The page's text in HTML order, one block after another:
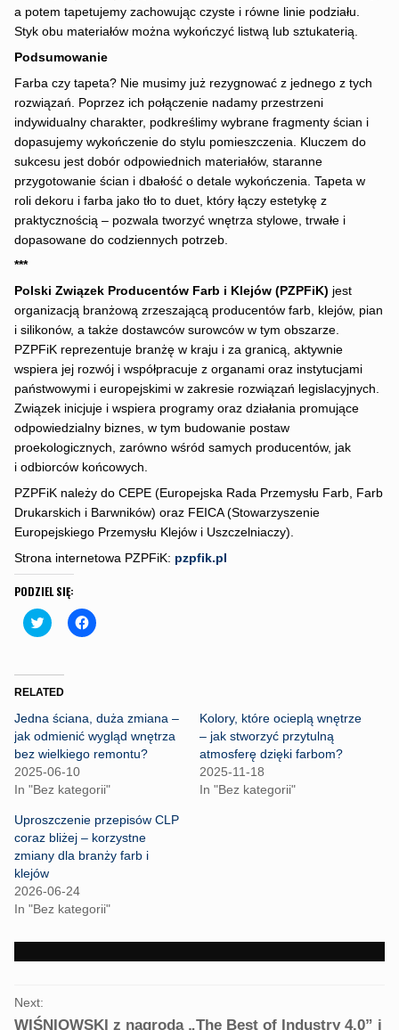
a potem tapetujemy zachowując czyste i równe linie podziału.
Styk obu materiałów można wykończyć listwą lub sztukaterią.
Podsumowanie
Farba czy tapeta? Nie musimy już rezygnować z jednego z tych
rozwiązań. Poprzez ich połączenie nadamy przestrzeni
indywidualny charakter, podkreślimy wybrane fragmenty ścian i
dopasujemy wykończenie do stylu pomieszczenia. Kluczem do
sukcesu jest dobór odpowiednich materiałów, staranne
przygotowanie ścian i dbałość o detale wykończenia. Tapeta w
roli dekoru i farba jako tło to duet, który łączy estetykę z
praktycznością – pozwala tworzyć wnętrza stylowe, trwałe i
dopasowane do codziennych potrzeb.
***
Polski Związek Producentów Farb i Klejów (PZPFiK) jest
organizacją branżową zrzeszającą producentów farb, klejów, pian
i silikonów, a także dostawców surowców w tym obszarze.
PZPFiK reprezentuje branżę w kraju i za granicą, aktywnie
wspiera jej rozwój i współpracuje z organami oraz instytucjami
państwowymi i europejskimi w zakresie rozwiązań legislacyjnych.
Związek inicjuje i wspiera programy oraz działania promujące
odpowiedzialny biznes, w tym budowanie postaw
proekologicznych, zarówno wśród samych producentów, jak
i odbiorców końcowych.
PZPFiK należy do CEPE (Europejska Rada Przemysłu Farb, Farb
Drukarskich i Barwników) oraz FEICA (Stowarzyszenie
Europejskiego Przemysłu Klejów i Uszczelniaczy).
Strona internetowa PZPFiK: pzpfik.pl
PODZIEL SIĘ:
C
l
t
o
h
a
r
e
o
n
w
t
t
e
r
(
O
p
e
n
n
d
C
l
a
r
o
a
e
b
o
o
k
e
i
n
RELATED
Jedna ściana, duża zmiana –
jak odmienić wygląd wnętrza
bez wielkiego remontu?
2025-06-10
In "Bez kategorii"
Kolory, które ocieplą wnętrze
– jak stworzyć przytulną
atmosferę dzięki farbom?
2025-11-18
In "Bez kategorii"
Uproszczenie przepisów CLP
coraz bliżej – korzystne
zmiany dla branży farb i
klejów
2026-06-24
In "Bez kategorii"
PORTFOLIO
NAVIGATION
Next:
WIŚNIOWSKI z nagrodą „The Best of Industry 4.0” i